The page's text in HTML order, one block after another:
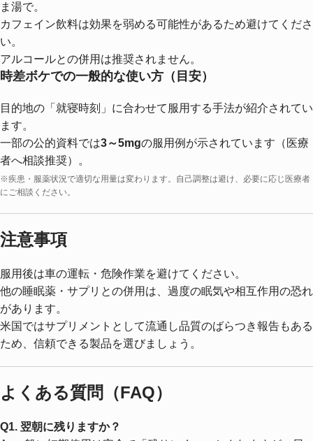
ま湯で。
カフェイン飲料は効果を弱める可能性があるため避けてくださ
い。
アルコールとの併用は推奨されません。
時差ボケでの一般的な使い方（目安）
目的地の「就寝時刻」に合わせて服用する手法が紹介されてい
ます。
一部の公的資料では3～5mgの服用例が示されています（医療
者へ相談推奨）。
※疾患・服薬状況で適切な用量は変わります。自己調整は避け、必要に応じ医療者
にご相談ください。
注意事項
服用後は車の運転・危険作業を避けてください。
他の睡眠薬・サプリとの併用は、過度の眠気や相互作用の恐れ
があります。
米国ではサプリメントとして流通し品質のばらつき報告もある
ため、信頼できる製品を選びましょう。
よくある質問（FAQ）
Q1. 翌朝に残りますか？